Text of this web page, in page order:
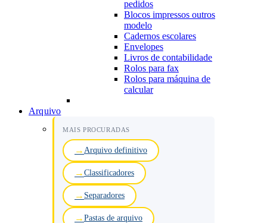
pedidos
Blocos impressos outros
modelo
Cadernos escolares
Envelopes
Livros de contabilidade
Rolos para fax
Rolos para máquina de
calcular
Arquivo
MAIS PROCURADAS
Arquivo definitivo
Classificadores
Separadores
Pastas de arquivo